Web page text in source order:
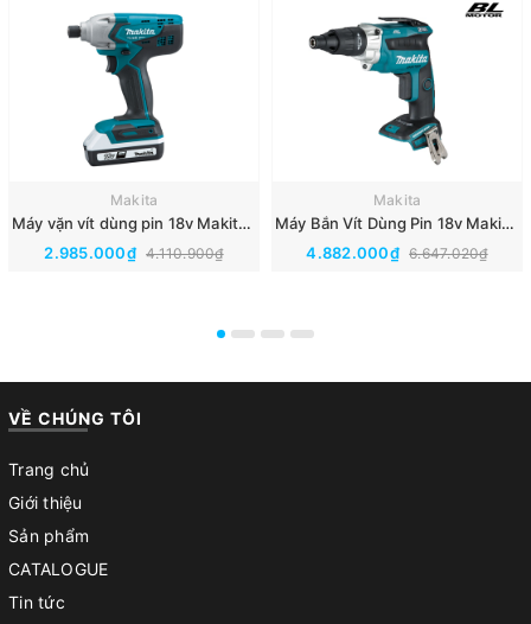
Makita
Máy vặn vít dùng pin 18v Makita M6901D001
2.985.000₫ 4.110.900₫
Makita
Máy Bắn Vít Dùng Pin 18v Makita DFS251Z(Thân Máy)(BL)
4.882.000₫ 6.647.020₫
VỀ CHÚNG TÔI
Trang chủ
Giới thiệu
Sản phẩm
CATALOGUE
Tin tức